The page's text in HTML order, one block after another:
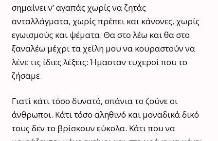
σημαίνει ν’ αγαπάς χωρίς να ζητάς
ανταλλάγματα, χωρίς πρέπει και κάνονες, χωρίς
εγωισμούς και ψέματα. Θα στο λέω και θα στο
ξαναλέω μέχρι τα χείλη μου να κουραστούν να
λένε τις ίδιες λέξεις: Ήμασταν τυχεροί που το
ζήσαμε.
Γιατί κάτι τόσο δυνατό, σπάνια το ζούνε οι
άνθρωποι. Κάτι τόσο αληθινό και μοναδικά δικό
τους δεν το βρίσκουν εύκολα. Κάτι που να